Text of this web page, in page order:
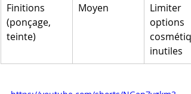
Finitions
(ponçage,
teinte)
Moyen
Limiter
options
inutiles